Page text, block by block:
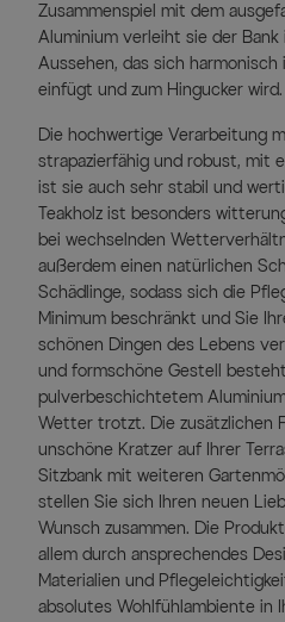
Zusammenspiel mit dem
Aluminium verleiht sie der
Aussehen, das sich harmonisch
einfügt und zum Hingucker wird.
Die hochwertige Verarbeitung
strapazierfähig und robust, mit
ist sie auch sehr stabil und
Teakholz ist besonders
bei wechselnden
außerdem einen natürlichen
Schädlinge, sodass sich die
Minimum beschränkt und Sie
schönen Dingen des Lebens
und formschöne Gestell
pulverbeschichtetem
Wetter trotzt. Die zusätzlichen
unschöne Kratzer auf Ihrer
Sitzbank mit weiteren
stellen Sie sich Ihren neuen
Wunsch zusammen. Die
allem durch ansprechendes
Materialien und
absolutes Wohlfühlambiente in